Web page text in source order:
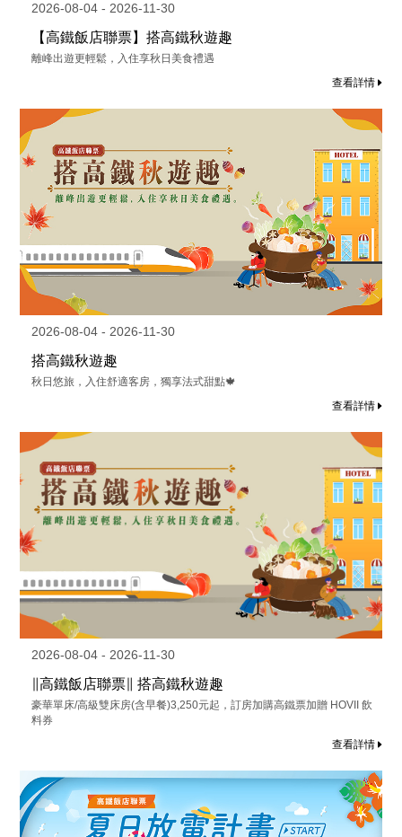
2026-08-04 - 2026-11-30
【高鐵飯店聯票】搭高鐵秋遊趣
離峰出遊更輕鬆，入住享秋日美食禮遇
查看詳情
2026-08-04 - 2026-11-30
搭高鐵秋遊趣
秋日悠旅，入住舒適客房，獨享法式甜點🍁
查看詳情
2026-08-04 - 2026-11-30
∥高鐵飯店聯票∥ 搭高鐵秋遊趣
豪華單床/高級雙床房(含早餐)3,250元起，訂房加購高鐵票加贈 HOVII 飲
料券
查看詳情